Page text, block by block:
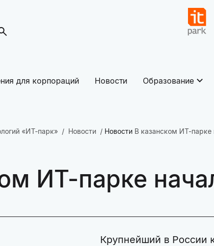
для корпораций Новости Образование
«ИТ-парк» Новости Новости В казанском ИТ-парке
ИТ-парке
Крупнейший в России